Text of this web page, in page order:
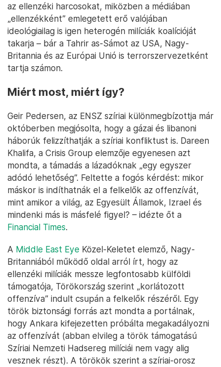
az ellenzéki harcosokat, miközben a médiában
„ellenzékként” emlegetett erő valójában
ideológiailag is igen heterogén milíciák koalícióját
takarja – bár a Tahrir as-Sámot az USA, Nagy-
Britannia és az Európai Unió is terrorszervezetként
tartja számon.
Miért most, miért így?
Geir Pedersen, az ENSZ szíriai különmegbízottja már
októberben megjósolta, hogy a gázai és libanoni
háborúk felizzíthatják a szíriai konfliktust is. Dareen
Khalifa, a Crisis Group elemzője egyenesen azt
mondta, a támadás a lázadóknak „egy egyszer
adódó lehetőség”. Feltette a fogós kérdést: mikor
máskor is indíthatnák el a felkelők az offenzívát,
mint amikor a világ, az Egyesült Államok, Izrael és
mindenki más is másfelé figyel? – idézte őt a
Financial Times.
A Middle East Eye Közel-Keletet elemző, Nagy-
Britanniából működő oldal arról írt, hogy az
ellenzéki milíciák messze legfontosabb külföldi
támogatója, Törökország szerint „korlátozott
offenzíva” indult csupán a felkelők részéről. Egy
török biztonsági forrás azt mondta a portálnak,
hogy Ankara kifejezetten próbálta megakadályozni
az offenzívát (abban elvileg a török támogatású
Szíriai Nemzeti Hadsereg milíciái nem vagy alig
vesznek részt). A törökök szerint a szíriai-orosz